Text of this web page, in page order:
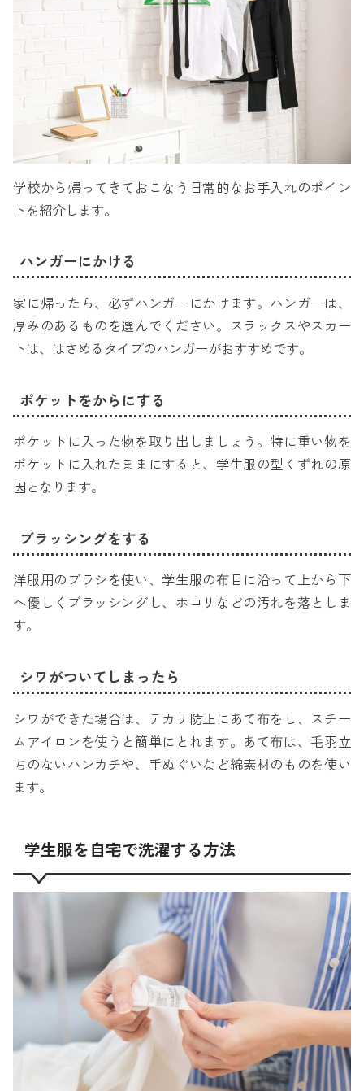
学校から帰ってきておこなう日常的なお手入れのポイン
トを紹介します。
ハンガーにかける
家に帰ったら、必ずハンガーにかけます。ハンガーは、
厚みのあるものを選んでください。スラックスやスカー
トは、はさめるタイプのハンガーがおすすめです。
ポケットをからにする
ポケットに入った物を取り出しましょう。特に重い物を
ポケットに入れたままにすると、学生服の型くずれの原
因となります。
ブラッシングをする
洋服用のブラシを使い、学生服の布目に沿って上から下
へ優しくブラッシングし、ホコリなどの汚れを落としま
す。
シワがついてしまったら
シワができた場合は、テカリ防止にあて布をし、スチー
ムアイロンを使うと簡単にとれます。あて布は、毛羽立
ちのないハンカチや、手ぬぐいなど綿素材のものを使い
ます。
学生服を自宅で洗濯する方法